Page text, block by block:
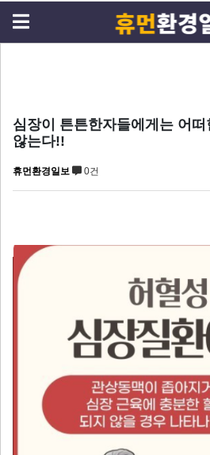
심장이 튼튼한자들에게는 어떠
않는다!!
휴먼환경일보 0건